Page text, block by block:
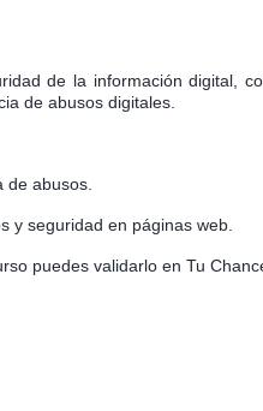
de la información digital,
de abusos digitales.
de abusos.
y seguridad en páginas web.
puedes validarlo en Tu